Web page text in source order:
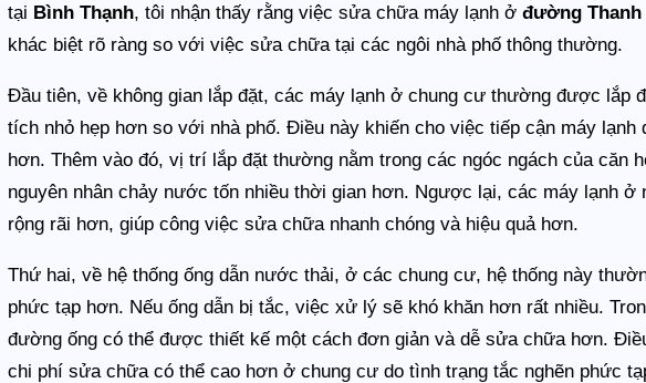
tại Bình Thạnh, tôi nhận thấy rằng việc sửa chữa máy lạnh ởđường
khác biệt rõ ràng so với việc sửa chữa tại các ngôi nhà phố thông thường.
Đầu tiên, về không gian lắp đặt, các máy lạnh ở chung cư thường được lắp
tích nhỏ hẹp hơn so với nhà phố. Điều này khiến cho việc tiếp cận máy
hơn. Thêm vào đó, vị trí lắp đặt thường nằm trong các ngóc ngách của căn
nguyên nhân chảy nước tốn nhiều thời gian hơn. Ngược lại, các máy lạnh ở
rộng rãi hơn, giúp công việc sửa chữa nhanh chóng và hiệu quả hơn.
Thứ hai, về hệ thống ống dẫn nước thải, ở các chung cư, hệ thống này
phức tạp hơn. Nếu ống dẫn bị tắc, việc xử lý sẽ khó khăn hơn rất nhiều.
đường ống có thể được thiết kế một cách đơn giản và dễ sửa chữa hơn.
chi phí sửa chữa có thể cao hơn ở chung cư do tình trạng tắc nghẽn phức